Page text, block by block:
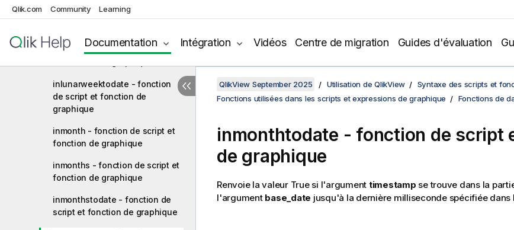
Qlik.com Community Learning
Documentation Intégration Vidéos Centre de migration Guides d'évaluation
indaytotime - fonction de script
inlunarweek - fonction de script
inlunarweektodate - fonction
de script et fonction de
graphique
inmonth - fonction de script et
fonction de graphique
inmonths - fonction de script et
fonction de graphique
inmonthstodate - fonction de
script et fonction de graphique
QlikView September 2025 Utilisation de QlikView
Syntaxe des scripts et
Fonctions utilisées dans les scripts et expressions de graphique
Fonctions de
inmonthtodate - fonction de script
de graphique
Renvoie la valeur Truesi l'argument timestamp se trouve dans la
l'argument base_date jusqu'à la dernière milliseconde spécifiée dans